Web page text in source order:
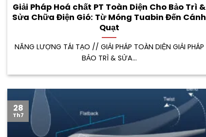
Giải Pháp Hoá chất PT Toàn Diện Cho Bảo Trì &
Sửa Chữa Điện Gió: Từ Móng Tuabin Đến Cánh
Quạt
NĂNG LƯỢNG TÁI TẠO // GIẢI PHÁP TOÀN DIỆN GIẢI PHÁP
BẢO TRÌ & SỬA...
28
Th7